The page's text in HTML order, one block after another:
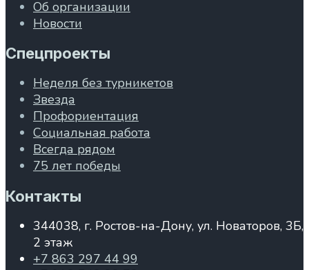
Об организации
Новости
Спецпроекты
Неделя без турникетов
Звезда
Профориентация
Социальная работа
Всегда рядом
75 лет победы
Контакты
344038, г. Ростов-на-Дону, ул. Новаторов, 3Б,
2 этаж
+7 863 297 44 99